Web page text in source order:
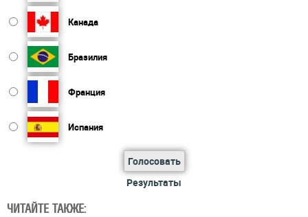
Канада
Бразилия
Франция
Испания
Голосовать
Результаты
ЧИТАЙТЕ ТАКЖЕ: